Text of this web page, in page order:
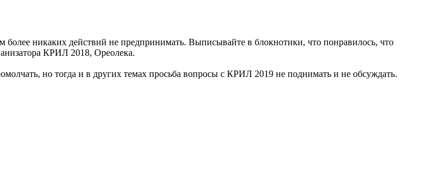
никаких действий не предпринимать. Выписывайте в блокнотики, что понравилось, что
КРИЛ 2018, Ореолека.
но тогда и в других темах просьба вопросы с КРИЛ 2019 не поднимать и не обсуждать.